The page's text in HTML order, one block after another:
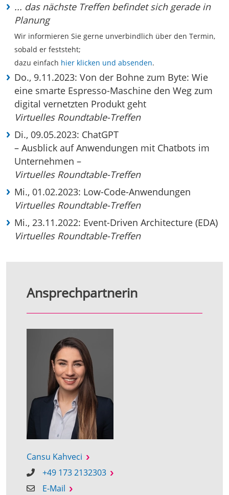
... das nächste Treffen befindet sich gerade in
Planung
Wir informieren Sie gerne unverbindlich über den Termin,
sobald er feststeht;
dazu einfach hier klicken und absenden.
Do., 9.11.2023: Von der Bohne zum Byte: Wie
eine smarte Espresso-Maschine den Weg zum
digital vernetzten Produkt geht
Virtuelles Roundtable-Treffen
Di., 09.05.2023: ChatGPT
– Ausblick auf Anwendungen mit Chatbots im
Unternehmen –
Virtuelles Roundtable-Treffen
Mi., 01.02.2023: Low-Code-Anwendungen
Virtuelles Roundtable-Treffen
Mi., 23.11.2022: Event-Driven Architecture (EDA)
Virtuelles Roundtable-Treffen
Ansprechpartnerin
Cansu Kahveci
+49 173 2132303
E-Mail